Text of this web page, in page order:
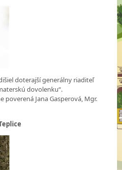
doterajší generálny riaditeľ
dovolenku“.
Jana Gasperová, Mgr.